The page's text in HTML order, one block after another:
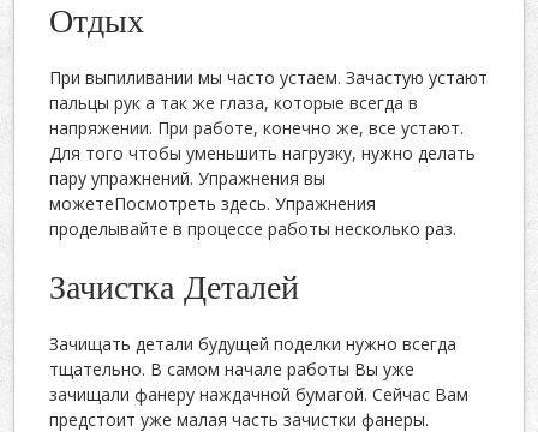
Отдых
При выпиливании мы часто устаем. Зачастую устают
пальцы рук а так же глаза, которые всегда в
напряжении. При работе, конечно же, все устают.
Для того чтобы уменьшить нагрузку, нужно делать
пару упражнений. Упражнения вы
можетеПосмотреть здесь. Упражнения
проделывайте в процессе работы несколько раз.
Зачистка Деталей
Зачищать детали будущей поделки нужно всегда
тщательно. В самом начале работы Вы уже
зачищали фанеру наждачной бумагой. Сейчас Вам
предстоит уже малая часть зачистки фанеры.